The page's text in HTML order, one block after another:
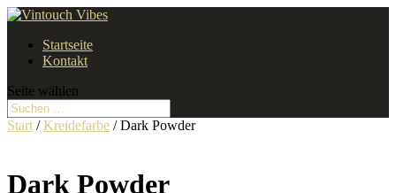
Startseite
Kontakt
Seite wählen
Start /Kreidefarbe / Dark Powder
Dark Powder